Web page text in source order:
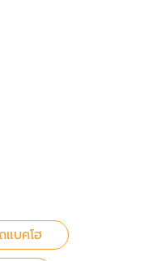
บคโฮ